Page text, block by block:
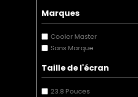
Marques
Cooler Master
Sans Marque
Taille de l'écran
23.8 Pouces